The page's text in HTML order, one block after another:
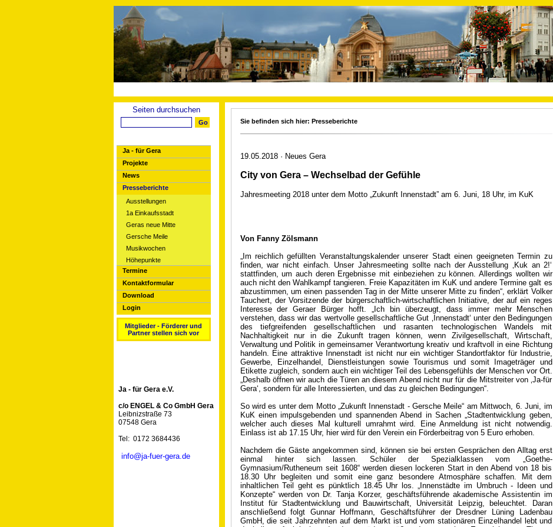
Seiten durchsuchen
Ja - für Gera
Projekte
News
Presseberichte
Ausstellungen
1a Einkaufsstadt
Geras neue Mitte
Gersche Meile
Musikwochen
Höhepunkte
Termine
Kontaktformular
Download
Login
Mitglieder - Förderer und
Partner stellen sich vor
Ja - für Gera e.V.
c/o ENGEL & Co GmbH Gera
Leibnizstraße 73
07548 Gera
Tel: 0172 3684436
info@ja-fuer-gera.de
Sie befinden sich hier: Presseberichte
19.05.2018 · Neues Gera
City von Gera – Wechselbad der Gefühle
Jahresmeeting 2018 unter dem Motto „Zukunft Innenstadt” am 6. Juni, 18 Uhr, im KuK
Von Fanny Zölsmann
„Im reichlich gefüllten Veranstaltungskalender unserer Stadt einen geeigneten Termin zu
finden, war nicht einfach. Unser Jahresmeeting sollte nach der Ausstellung ‚Kuk an 2!‘
stattfinden, um auch deren Ergebnisse mit einbeziehen zu können. Allerdings wollten wir
auch nicht den Wahlkampf tangieren. Freie Kapazitäten im KuK und andere Termine galt es
abzustimmen, um einen passenden Tag in der Mitte unserer Mitte zu finden“, erklärt Volker
Tauchert, der Vorsitzende der bürgerschaftlich-wirtschaftlichen Initiative, der auf ein reges
Interesse der Geraer Bürger hofft. „Ich bin überzeugt, dass immer mehr Menschen
verstehen, dass wir das wertvolle gesellschaftliche Gut ‚Innenstadt‘ unter den Bedingungen
des tiefgreifenden gesellschaftlichen und rasanten technologischen Wandels mit
Nachhaltigkeit nur in die Zukunft tragen können, wenn Zivilgesellschaft, Wirtschaft,
Verwaltung und Politik in gemeinsamer Verantwortung kreativ und kraftvoll in eine Richtung
handeln. Eine attraktive Innenstadt ist nicht nur ein wichtiger Standortfaktor für Industrie,
Gewerbe, Einzelhandel, Dienstleistungen sowie Tourismus und somit Imageträger und
Etikette zugleich, sondern auch ein wichtiger Teil des Lebensgefühls der Menschen vor Ort.
„Deshalb öffnen wir auch die Türen an diesem Abend nicht nur für die Mitstreiter von ‚Ja-für
Gera‘, sondern für alle Interessierten, und das zu gleichen Bedingungen“.
So wird es unter dem Motto „Zukunft Innenstadt - Gersche Meile“ am Mittwoch, 6. Juni, im
KuK einen impulsgebenden und spannenden Abend in Sachen „Stadtentwicklung geben,
welcher auch dieses Mal kulturell umrahmt wird. Eine Anmeldung ist nicht notwendig.
Einlass ist ab 17.15 Uhr, hier wird für den Verein ein Förderbeitrag von 5 Euro erhoben.
Nachdem die Gäste angekommen sind, können sie bei ersten Gesprächen den Alltag erst
einmal hinter sich lassen. Schüler der Spezialklassen vom „Goethe-
Gymnasium/Rutheneum seit 1608“ werden diesen lockeren Start in den Abend von 18 bis
18.30 Uhr begleiten und somit eine ganz besondere Atmosphäre schaffen. Mit dem
inhaltlichen Teil geht es pünktlich 18.45 Uhr los. „Innenstädte im Umbruch - Ideen und
Konzepte“ werden von Dr. Tanja Korzer, geschäftsführende akademische Assistentin im
Institut für Stadtentwicklung und Bauwirtschaft, Universität Leipzig, beleuchtet. Daran
anschließend folgt Gunnar Hoffmann, Geschäftsführer der Dresdner Lüning Ladenbau
GmbH, die seit Jahrzehnten auf dem Markt ist und vom stationären Einzelhandel lebt und